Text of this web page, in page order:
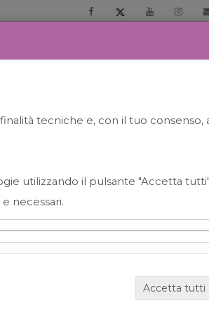
HAPPY HOUR GRECO
tecniche e, con il tuo
utilizzando il pulsante "Accetta
necessari.
Accetta tutti